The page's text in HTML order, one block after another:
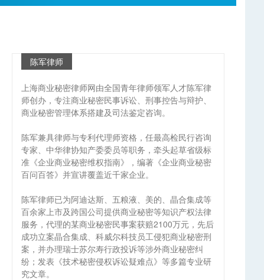
陈军律师
上海商业秘密律师网由全国青年律师领军人才陈军律
师创办，专注商业秘密民事诉讼、刑事控告与辩护、
商业秘密管理体系搭建及司法鉴定咨询。
陈军兼具律师与专利代理师资格，任最高检民行咨询
专家、中华律协知产委委员等职务，牵头起草省级标
准《企业商业秘密维权指南》，编著《企业商业秘密
百问百答》并宣讲覆盖近千家企业。
陈军律师已为阿迪达斯、五粮液、美的、晶合集成等
百余家上市及跨国公司提供商业秘密等知识产权法律
服务，代理的某商业秘密民事案获赔2100万元，先后
成功立案晶合集成、科威尔科技员工侵犯商业秘密刑
案，并办理瑞士苏尔寿行政投诉等涉外商业秘密纠
纷；发表《技术秘密侵权诉讼疑难点》等多篇专业研
究文章。